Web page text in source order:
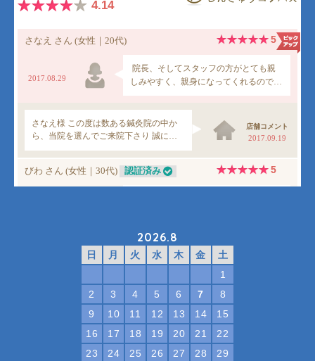
2026.8
日 月 火 水 木 金
土
1
2
3 4 5 6 7
8
9
10 11 12 13 14
15
16
17 18 19 20 21
22
23
24 25 26 27 28
29